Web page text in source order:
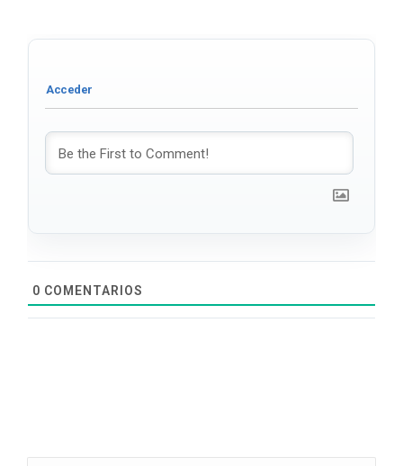
0 COMENTARIOS